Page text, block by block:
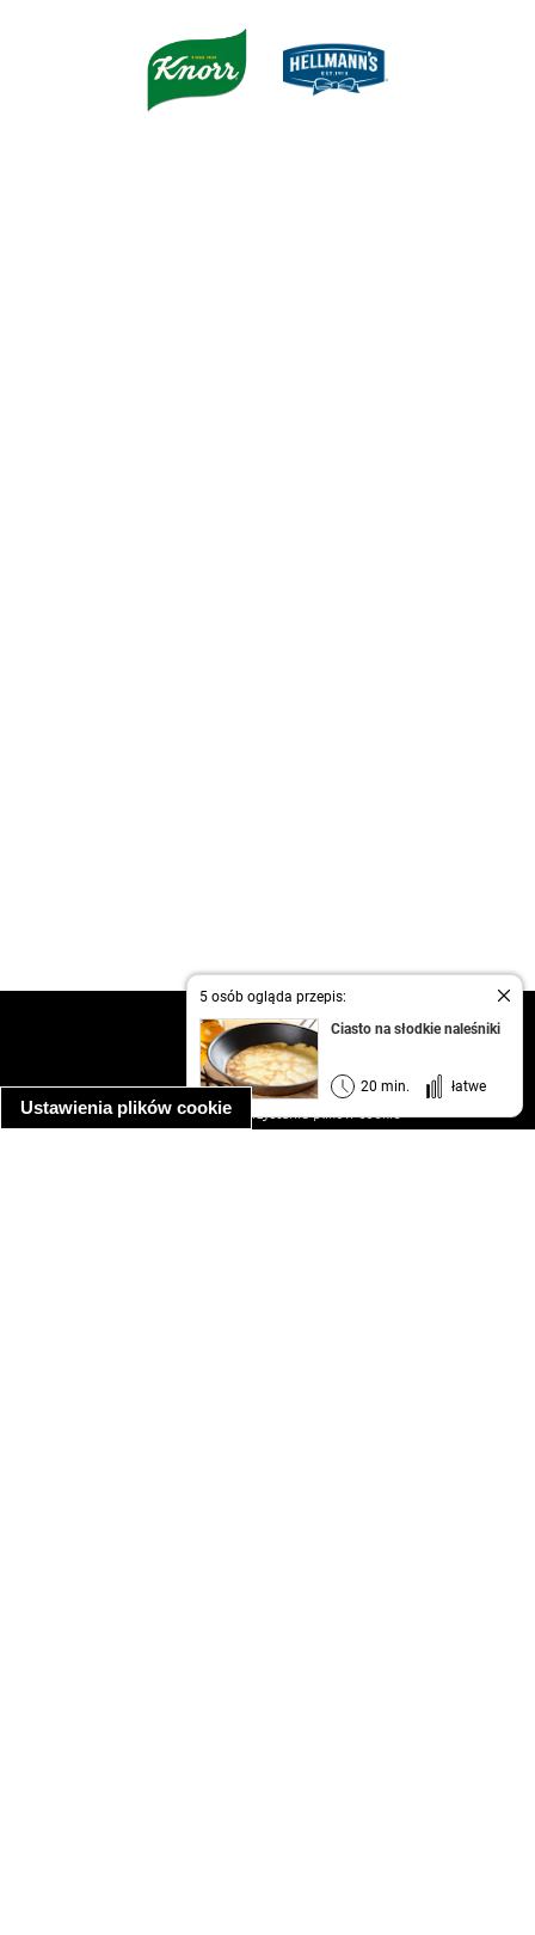
Ustawienia plików cookie
5 osób ogląda przepis:
Ciasto na słodkie naleśniki
20 min. łatwe
kontakt
regulamin
informacja o prywatności
informacja o wykorzystaniu plików cookie